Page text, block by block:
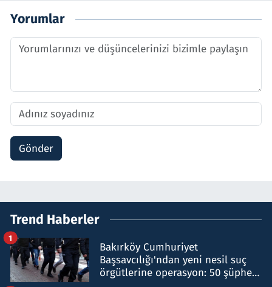
Yorumlar
Gönder
Trend Haberler
Bakırköy Cumhuriyet
Başsavcılığı'ndan yeni nesil suç
örgütlerine operasyon: 50 şüpheli
1